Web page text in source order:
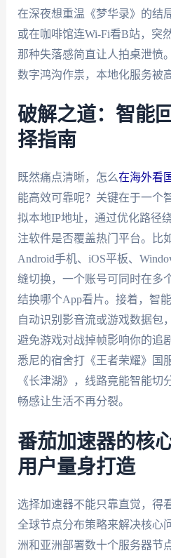
在深夜想重温《梦华录》的结
或在咖啡馆连Wi-Fi看B站，突
那种失落感简直让人拍桌泄愤
数字鸿沟作祟，本地化服务被
破解之道：智能
择指南
既然痛点清晰，怎么在海外看
能高效可靠呢？关键在于一个
拟本地IP地址，通过优化路径
注软件是否覆盖热门平台。比
Android手机、iOS平板、
缝切换，一个账号可同时在多
结换哪个App看片。接着，智
自动识别影音流或游戏数据包
避免游戏对战掉帧影响你的追
悉尼的宿舍打《王者荣耀》国
《长津湖》，线路竟能智能
畅感让生活不再分裂。
番茄加速器的核
用户量身打造
选择加速器不能只靠直觉，得
全球节点分布策略来解决核
洲和亚洲部署数十个服务器节